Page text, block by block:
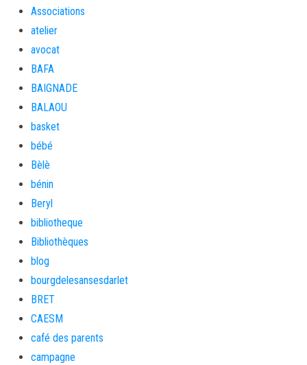
Associations
atelier
avocat
BAFA
BAIGNADE
BALAOU
basket
bébé
Bèlè
bénin
Beryl
bibliotheque
Bibliothèques
blog
bourgdelesansesdarlet
BRET
CAESM
café des parents
campagne